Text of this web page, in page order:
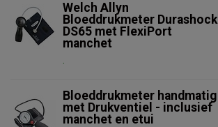
Welch Allyn
Bloeddrukmeter Durashock
DS65 met FlexiPort
manchet
.
Bloeddrukmeter handmatig
met Drukventiel - inclusief
manchet en etui